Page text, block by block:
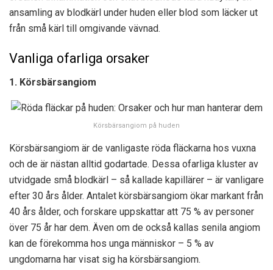
ansamling av blodkärl under huden eller blod som läcker ut
från små kärl till omgivande vävnad.
Vanliga ofarliga orsaker
1. Körsbärsangiom
Körsbärsangiom på huden
Körsbärsangiom är de vanligaste röda fläckarna hos vuxna
och de är nästan alltid godartade. Dessa ofarliga kluster av
utvidgade små blodkärl – så kallade kapillärer – är vanligare
efter 30 års ålder. Antalet körsbärsangiom ökar markant från
40 års ålder, och forskare uppskattar att 75 % av personer
över 75 år har dem. Även om de också kallas senila angiom
kan de förekomma hos unga människor – 5 % av
ungdomarna har visat sig ha körsbärsangiom.